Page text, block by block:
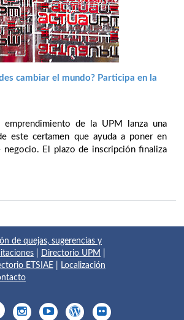
cambiar el mundo? Participa en la
emprendimiento de la UPM lanza una
este certamen que ayuda a poner en
negocio. El plazo de inscripción finaliza
de quejas, sugerencias y
Directorio UPM
ETSIAE
Localización